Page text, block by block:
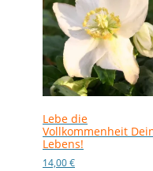
Lebe die
Vollkommenheit
Lebens!
14,00€